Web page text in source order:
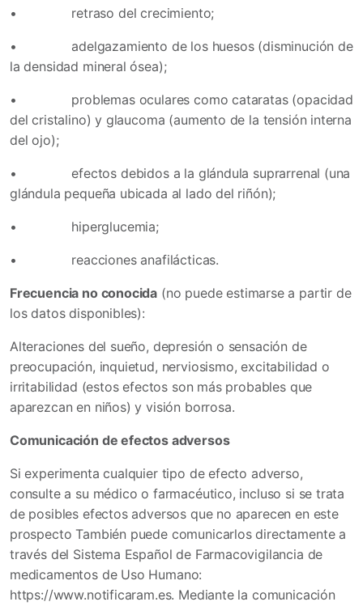
• retraso del crecimiento;
•
adelgazamiento de los huesos (disminución de
la densidad mineral ósea);
•
problemas oculares como cataratas (opacidad
del cristalino) y glaucoma (aumento de la tensión interna
del ojo);
•
efectos debidos a la glándula suprarrenal (una
glándula pequeña ubicada al lado del riñón);
• hiperglucemia;
• reacciones anafilácticas.
Frecuencia no conocida (no puede estimarse a partir de
los datos disponibles):
Alteraciones del sueño, depresión o sensación de
preocupación, inquietud, nerviosismo, excitabilidad o
irritabilidad (estos efectos son más probables que
aparezcan en niños) y visión borrosa.
Comunicación de efectos adversos
Si experimenta cualquier tipo de efecto adverso,
consulte a su médico o farmacéutico, incluso si se trata
de posibles efectos adversos que no aparecen en este
prospecto También puede comunicarlos directamente a
través del Sistema Español de Farmacovigilancia de
medicamentos de Uso Humano:
https://www.notificaram.es. Mediante la comunicación